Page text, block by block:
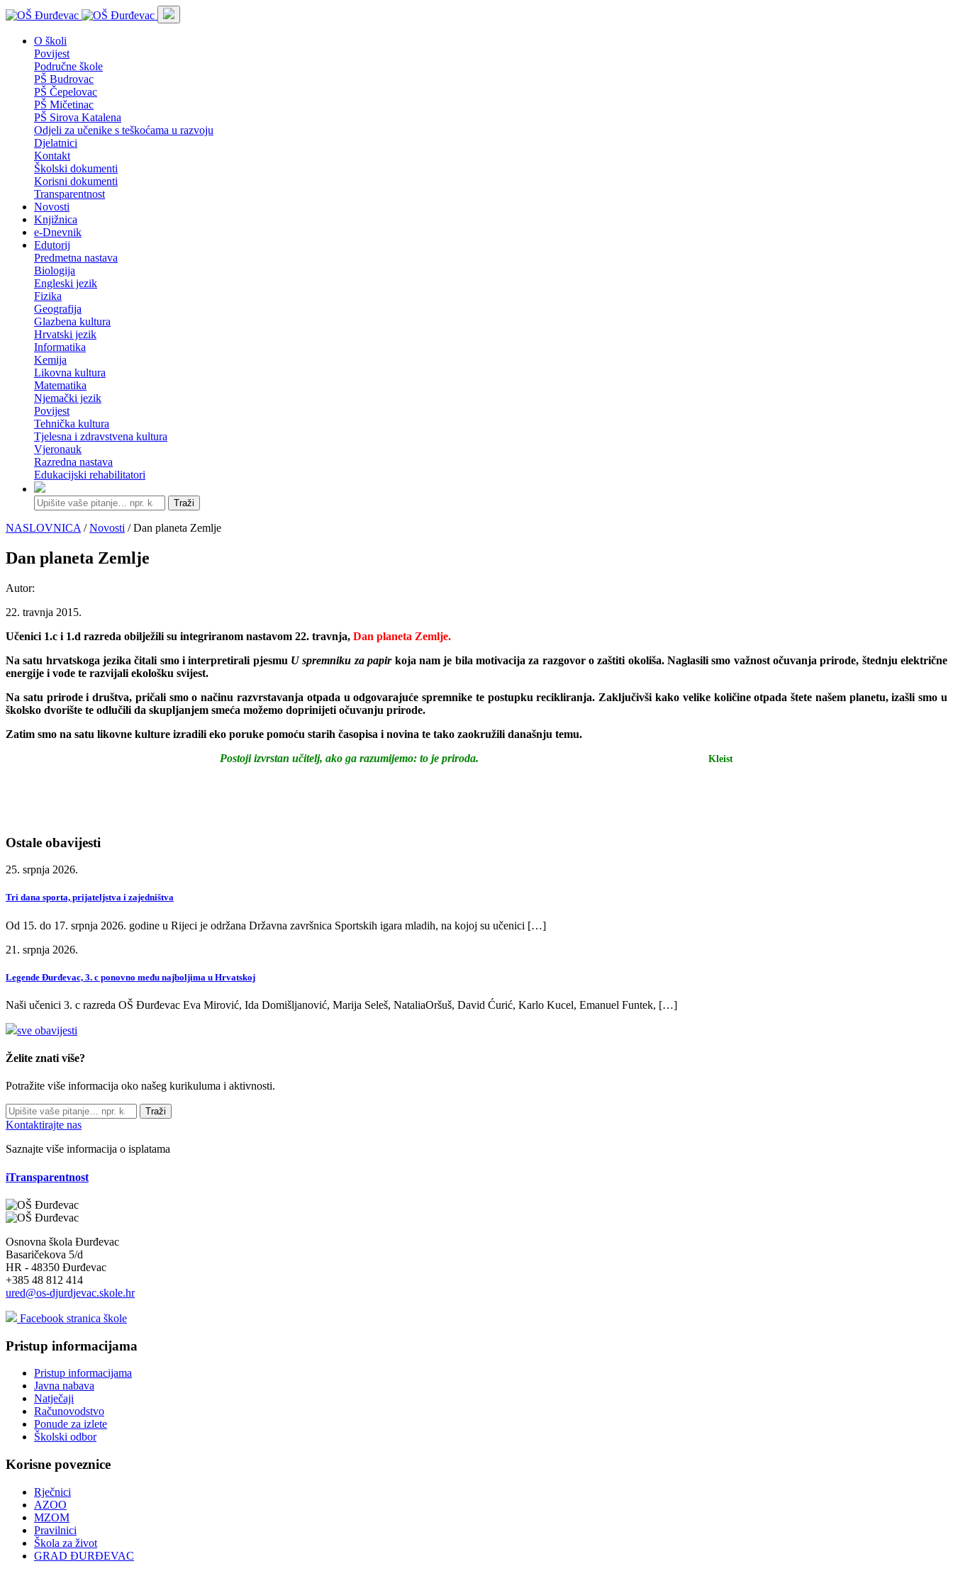
O školi
Povijest
Područne škole
PŠ Budrovac
PŠ Čepelovac
PŠ Mičetinac
PŠ Sirova Katalena
Odjeli za učenike s teškoćama u razvoju
Djelatnici
Kontakt
Školski dokumenti
Korisni dokumenti
Transparentnost
Novosti
Knjižnica
e-Dnevnik
Edutorij
Predmetna nastava
Biologija
Engleski jezik
Fizika
Geografija
Glazbena kultura
Hrvatski jezik
Informatika
Kemija
Likovna kultura
Matematika
Njemački jezik
Povijest
Tehnička kultura
Tjelesna i zdravstvena kultura
Vjeronauk
Razredna nastava
Edukacijski rehabilitatori
Traži
NASLOVNICA /Novosti / Dan planeta Zemlje
Dan planeta Zemlje
Autor:
22. travnja 2015.
Učenici 1.c i 1.d razreda obilježili su integriranom nastavom 22. travnja, Dan planeta Zemlje.
Na satu hrvatskoga jezika čitali smo i interpretirali pjesmu U spremniku za papirkoja nam je bila motivacija za razgovor o zaštiti okoliša. Naglasili smo važnost očuvanja prirode, štednju električne
energije i vode te razvijali ekološku svijest.
Na satu prirode i društva, pričali smo o načinu razvrstavanja otpada u odgovarajuće spremnike te postupku recikliranja. Zaključivši kako velike količine otpada štete našem planetu, izašli smo u
školsko dvorište te odlučili da skupljanjem smeća možemo doprinijeti očuvanju prirode.
Zatim smo na satu likovne kulture izradili eko poruke pomoću starih časopisa i novina te tako zaokružili današnju temu.
Postoji izvrstan učitelj, ako ga razumijemo: to je priroda.
Kleist
Ostale obavijesti
25. srpnja 2026.
Tri dana sporta, prijateljstva i zajedništva
Od 15. do 17. srpnja 2026. godine u Rijeci je održana Državna završnica Sportskih igara mladih, na kojoj su učenici […]
21. srpnja 2026.
Legende Đurđevac, 3. c ponovno među najboljima u Hrvatskoj
Naši učenici 3. c razreda OŠ Đurđevac Eva Mirović, Ida Domišljanović, Marija Seleš, NataliaOršuš, David Ćurić, Karlo Kucel, Emanuel Funtek, […]
sve obavijesti
Želite znati više?
Potražite više informacija oko našeg kurikuluma i aktivnosti.
Traži
Kontaktirajte nas
Saznajte više informacija o isplatama
iTransparentnost
Osnovna škola Đurđevac
Basaričekova 5/d
HR - 48350 Đurđevac
+385 48 812 414
ured@os-djurdjevac.skole.hr
Facebook stranica škole
Pristup informacijama
Pristup informacijama
Javna nabava
Natječaji
Računovodstvo
Ponude za izlete
Školski odbor
Korisne poveznice
Rječnici
AZOO
MZOM
Pravilnici
Škola za život
GRAD ĐURĐEVAC